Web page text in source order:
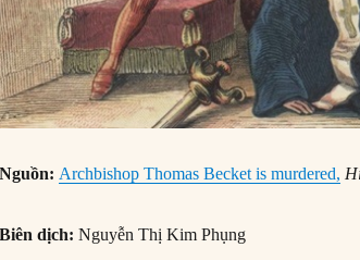
Nguồn: Archbishop Thomas Becket is murdered,
Biên dịch:Nguyễn Thị Kim Phụng